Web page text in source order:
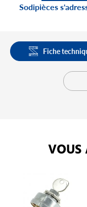
Sodipièces
Fiche
VOUS